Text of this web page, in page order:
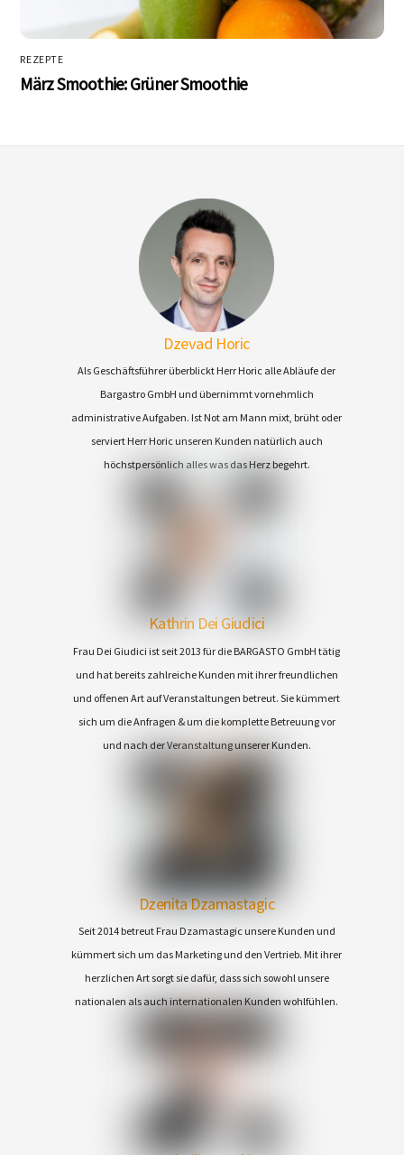
REZEPTE
März Smoothie: Grüner Smoothie
Dzevad Horic
Als Geschäftsführer überblickt Herr Horic alle Abläufe der
Bargastro GmbH und übernimmt vornehmlich
administrative Aufgaben. Ist Not am Mann mixt, brüht oder
serviert Herr Horic unseren Kunden natürlich auch
höchstpersönlich alles was das Herz begehrt.
Kathrin Dei Giudici
Frau Dei Giudici ist seit 2013 für die BARGASTO GmbH tätig
und hat bereits zahlreiche Kunden mit ihrer freundlichen
und offenen Art auf Veranstaltungen betreut. Sie kümmert
sich um die Anfragen & um die komplette Betreuung vor
und nach der Veranstaltung unserer Kunden.
Dzenita Dzamastagic
Seit 2014 betreut Frau Dzamastagic unsere Kunden und
kümmert sich um das Marketing und den Vertrieb. Mit ihrer
herzlichen Art sorgt sie dafür, dass sich sowohl unsere
nationalen als auch internationalen Kunden wohlfühlen.